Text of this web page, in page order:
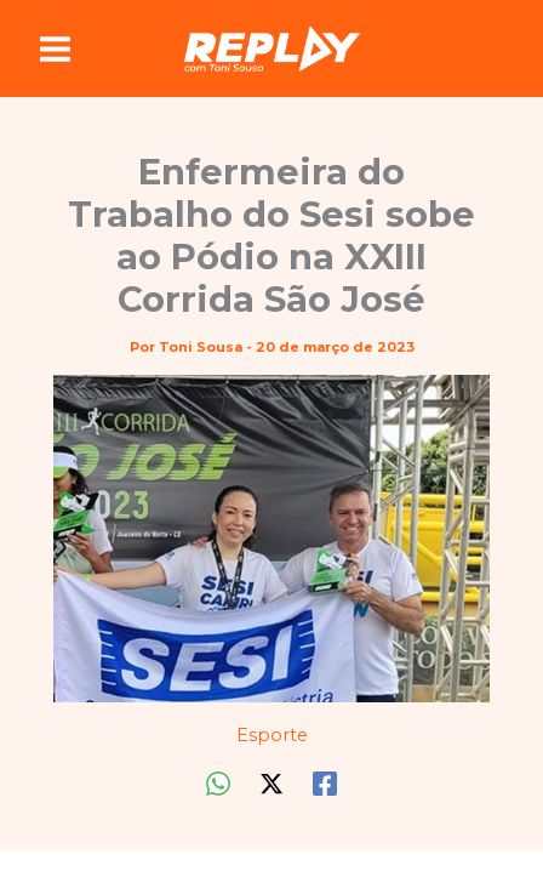
conteúdo
Enfermeira do
Trabalho do Sesi sobe
ao Pódio na XXIII
Corrida São José
Por Toni Sousa - 20 de março de 2023
Esporte